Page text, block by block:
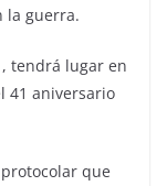
la guerra.
tendrá lugar en
41 aniversario
que